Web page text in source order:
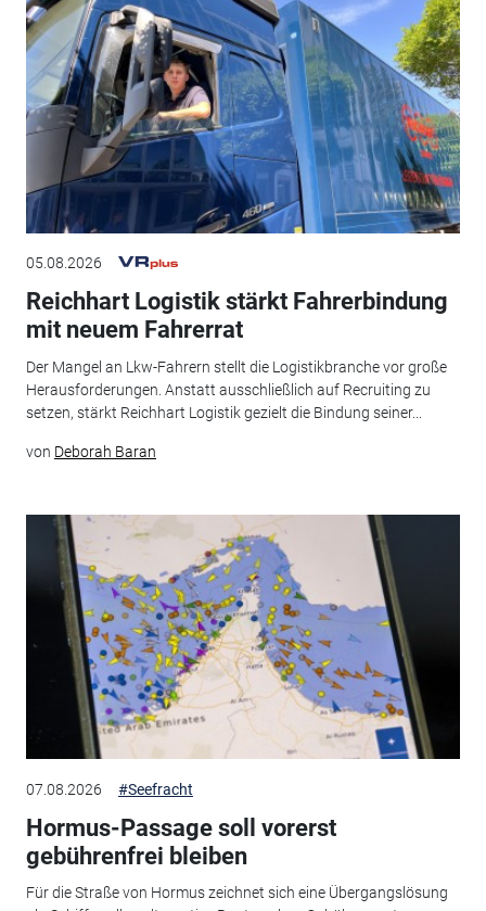
05.08.2026
Reichhart Logistik stärkt Fahrerbindung
mit neuem Fahrerrat
Der Mangel an Lkw-Fahrern stellt die Logistikbranche vor große
Herausforderungen. Anstatt ausschließlich auf Recruiting zu
setzen, stärkt Reichhart Logistik gezielt die Bindung seiner...
von Deborah Baran
07.08.2026 #Seefracht
Hormus-Passage soll vorerst
gebührenfrei bleiben
Für die Straße von Hormus zeichnet sich eine Übergangslösung